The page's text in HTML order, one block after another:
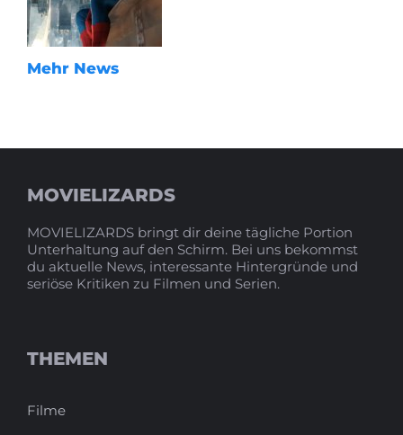
Mehr News
MOVIELIZARDS
MOVIELIZARDS bringt dir deine tägliche Portion
Unterhaltung auf den Schirm. Bei uns bekommst
du aktuelle News, interessante Hintergründe und
seriöse Kritiken zu Filmen und Serien.
THEMEN
Filme